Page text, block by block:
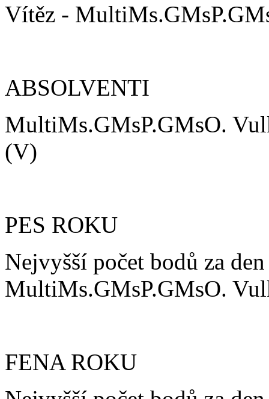
Vítěz -
ABSOLVENTI
MultiMs.GMsP.GMsO.
(V)
PES ROKU
Nejvyšší počet bodů za
MultiMs.GMsP.GMsO.
FENA ROKU